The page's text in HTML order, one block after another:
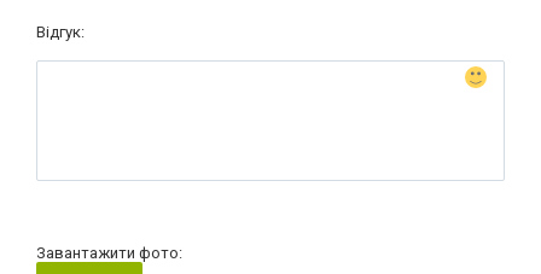
Відгук:
Завантажити фото: